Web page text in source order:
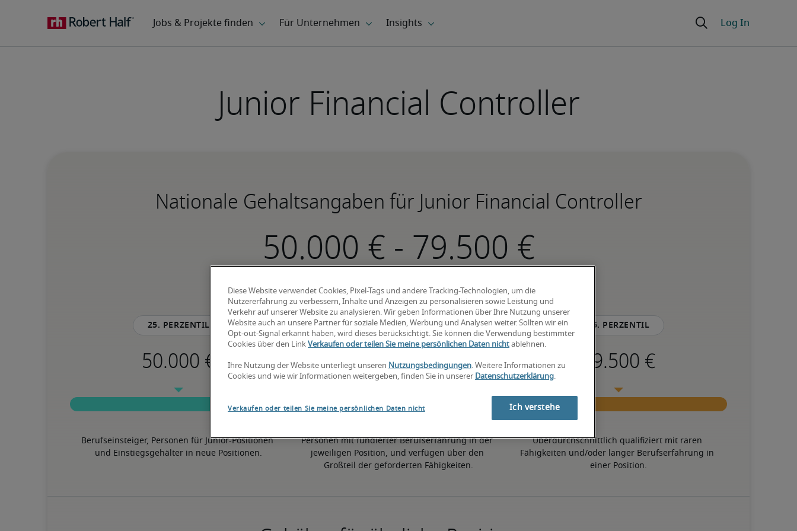
Junior Financial Controller
Nationale Gehaltsangaben für Junior Financial Controller
-
25. Perzentil
Berufseinsteiger, Personen für Junior-Positionen
und Einstiegsgehälter in neue Positionen.
50. Perzentil
Personen mit fundierter Berufserfahrung in der
jeweiligen Position, und verfügen über den
Großteil der geforderten Fähigkeiten.
75. Perzentil
Überdurchschnittlich qualifiziert mit raren
Fähigkeiten und/oder langer Berufserfahrung in
einer Position.
Diese Website verwendet Cookies, Pixel-Tags und andere Tracking-Technologien, um die
Nutzererfahrung zu verbessern, Inhalte und Anzeigen zu personalisieren sowie Leistung und
Verkehr auf unserer Website zu analysieren. Wir geben Informationen über Ihre Nutzung unserer
Website auch an unsere Partner für soziale Medien, Werbung und Analysen weiter. Sollten wir ein
Opt-out-Signal erkannt haben, wird dieses berücksichtigt. Sie können die Verwendung bestimmter
Cookies über den Link Verkaufen oder teilen Sie meine persönlichen Daten nicht ablehnen.
Ihre Nutzung der Website unterliegt unseren Nutzungsbedingungen. Weitere Informationen zu
Cookies und wie wir Informationen weitergeben, finden Sie in unserer Datenschutzerklärung.
Verkaufen oder teilen Sie meine persönlichen Daten nicht Ich verstehe